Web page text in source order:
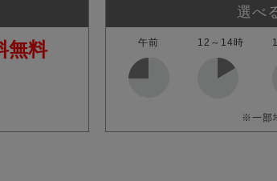
無料
選べ
午前 12～14時
※一部